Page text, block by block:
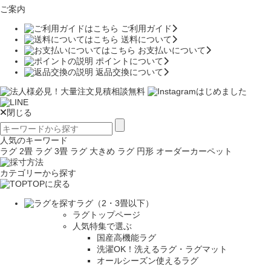
ご案内
ご利用ガイド
送料について
お支払いについて
ポイントについて
返品交換について
閉じる
人気のキーワード
ラグ 2畳 ラグ 3畳 ラグ 大きめ ラグ 円形 オーダーカーペット
カテゴリーから探す
TOPに戻る
ラグ（2・3畳以下）
ラグトップページ
人気特集で選ぶ
国産高機能ラグ
洗濯OK！洗えるラグ・ラグマット
オールシーズン使えるラグ